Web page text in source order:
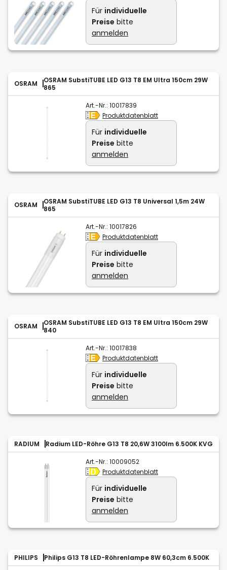
Für individuelle
Preise bitte
anmelden
OSRAM
OSRAM SubstiTUBE LED G13 T8 EM Ultra 150cm 29W
865
Art.-Nr.: 10017839
Produktdatenblatt
Für individuelle
Preise bitte
anmelden
OSRAM
OSRAM SubstiTUBE LED G13 T8 Universal 1,5m 24W
865
Art.-Nr.: 10017826
Produktdatenblatt
Für individuelle
Preise bitte
anmelden
OSRAM
OSRAM SubstiTUBE LED G13 T8 EM Ultra 150cm 29W
840
Art.-Nr.: 10017838
Produktdatenblatt
Für individuelle
Preise bitte
anmelden
RADIUM Radium LED-Röhre G13 T8 20,6W 3100lm 6.500K KVG
Art.-Nr.: 10009052
Produktdatenblatt
Für individuelle
Preise bitte
anmelden
PHILIPS Philips G13 T8 LED-Röhrenlampe 8W 60,3cm 6.500K